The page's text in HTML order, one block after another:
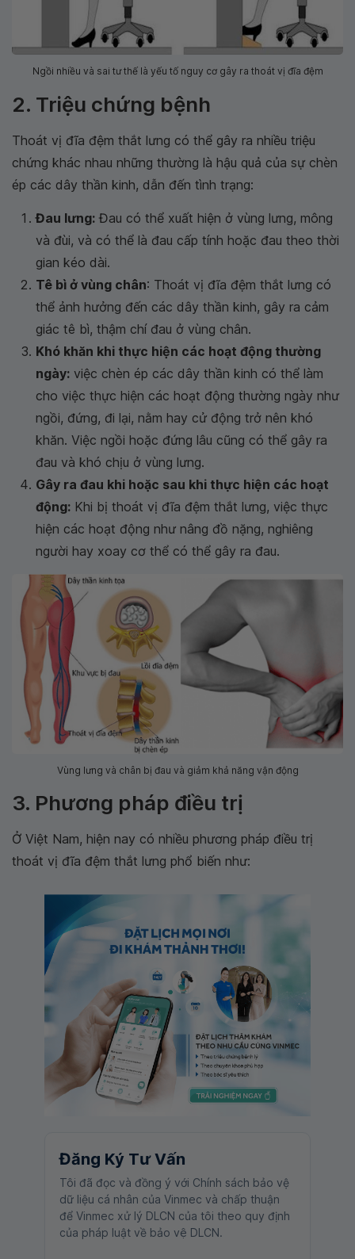
Ngồi nhiều và sai tư thế là yếu tố nguy cơ gây ra thoát vị đĩa đệm
2. Triệu chứng bệnh
Thoát vị đĩa đệm thắt lưng có thể gây ra nhiều triệu
chứng khác nhau những thường là hậu quả của sự chèn
ép các dây thần kinh, dẫn đến tình trạng:
Đau lưng: Đau có thể xuất hiện ở vùng lưng, mông
và đùi, và có thể là đau cấp tính hoặc đau theo thời
gian kéo dài.
Tê bì ở vùng chân: Thoát vị đĩa đệm thắt lưng có
thể ảnh hưởng đến các dây thần kinh, gây ra cảm
giác tê bì, thậm chí đau ở vùng chân.
Khó khăn khi thực hiện các hoạt động thường
ngày: việc chèn ép các dây thần kinh có thể làm
cho việc thực hiện các hoạt động thường ngày như
ngồi, đứng, đi lại, nằm hay cử động trở nên khó
khăn. Việc ngồi hoặc đứng lâu cũng có thể gây ra
đau và khó chịu ở vùng lưng.
Gây ra đau khi hoặc sau khi thực hiện các hoạt
động: Khi bị thoát vị đĩa đệm thắt lưng, việc thực
hiện các hoạt động như nâng đồ nặng, nghiêng
người hay xoay cơ thể có thể gây ra đau.
Vùng lưng và chân bị đau và giảm khả năng vận động
3. Phương pháp điều trị
Ở Việt Nam, hiện nay có nhiều phương pháp điều trị
thoát vị đĩa đệm thắt lưng phổ biến như:
Đăng Ký Tư Vấn
Tôi đã đọc và đồng ý với Chính sách bảo vệ
dữ liệu cá nhân của Vinmec và chấp thuận
để Vinmec xử lý DLCN của tôi theo quy định
của pháp luật về bảo vệ DLCN.